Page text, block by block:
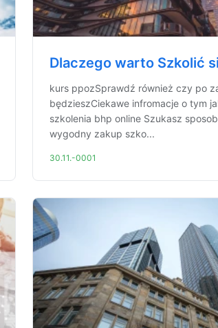
Dlaczego warto Szkolić
kurs ppozSprawdź również czy po
będzieszCiekawe infromacje o tym
szkolenia bhp online Szukasz
wygodny zakup szko...
30.11.-0001